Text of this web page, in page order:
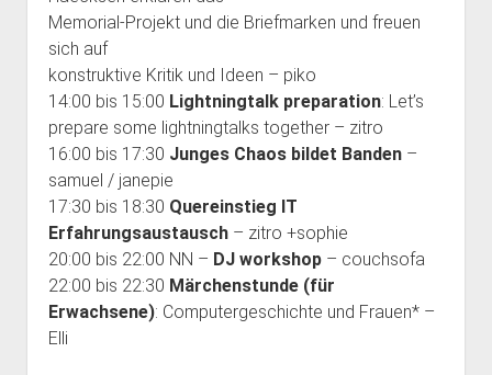
Haecksen e. V.
open
menu
Spenden
Chronik
FAQ
Kontakt
dropdown
menu
BBB Räume
Vergangenes
dropdown
menu
Feministische Bibliothek
Haecksenkarte
Memorials
Pythonkurs
Team Inklusion
Memorial-Projekt und die Briefmarken und freuen
sich auf
konstruktive Kritik und Ideen – piko
14:00 bis 15:00 Lightningtalk preparation: Let’s
prepare some lightningtalks together – zitro
16:00 bis 17:30 Junges Chaos bildet Banden–
samuel / janepie
17:30 bis 18:30 Quereinstieg IT
Erfahrungsaustausch– zitro +sophie
20:00 bis 22:00 NN – DJ workshop– couchsofa
22:00 bis 22:30 Märchenstunde (für
Erwachsene): Computergeschichte und Frauen* –
Elli